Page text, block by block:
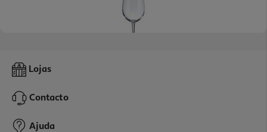
Cálice Tulipa Luminarc Vidro 58cl
1,99 €
Lojas
Contacto
Ajuda